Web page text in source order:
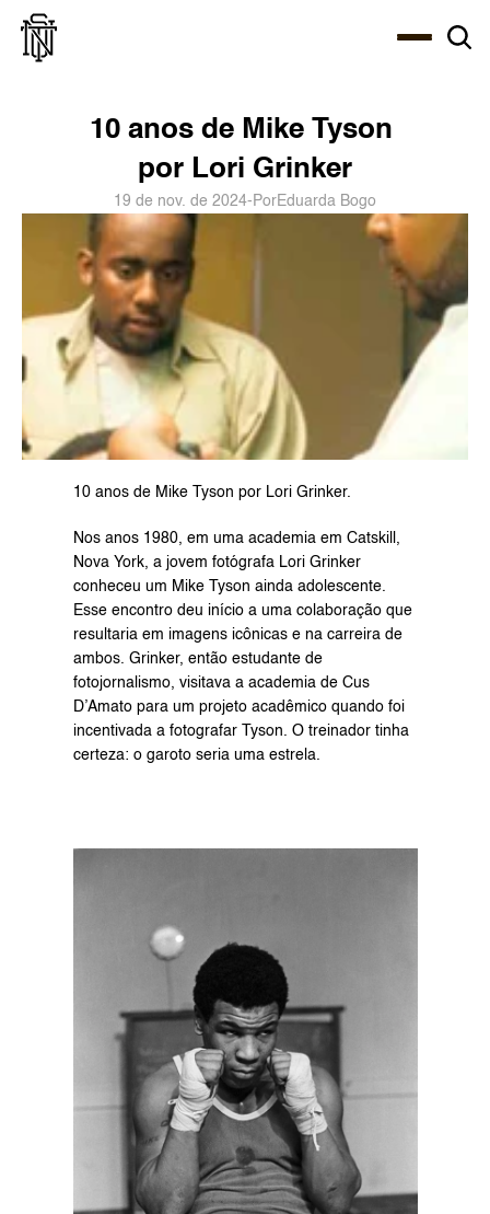
10 anos de Mike Tyson
por Lori Grinker
19 de nov. de 2024- PorEduarda Bogo
10 anos de Mike Tyson por Lori Grinker.
Nos anos 1980, em uma academia em Catskill,
Nova York, a jovem fotógrafa Lori Grinker
conheceu um Mike Tyson ainda adolescente.
Esse encontro deu início a uma colaboração que
resultaria em imagens icônicas e na carreira de
ambos. Grinker, então estudante de
fotojornalismo, visitava a academia de Cus
D’Amato para um projeto acadêmico quando foi
incentivada a fotografar Tyson. O treinador tinha
certeza: o garoto seria uma estrela.